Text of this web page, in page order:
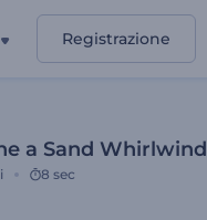
Registrazione
a Sand Whirlwind
8 sec